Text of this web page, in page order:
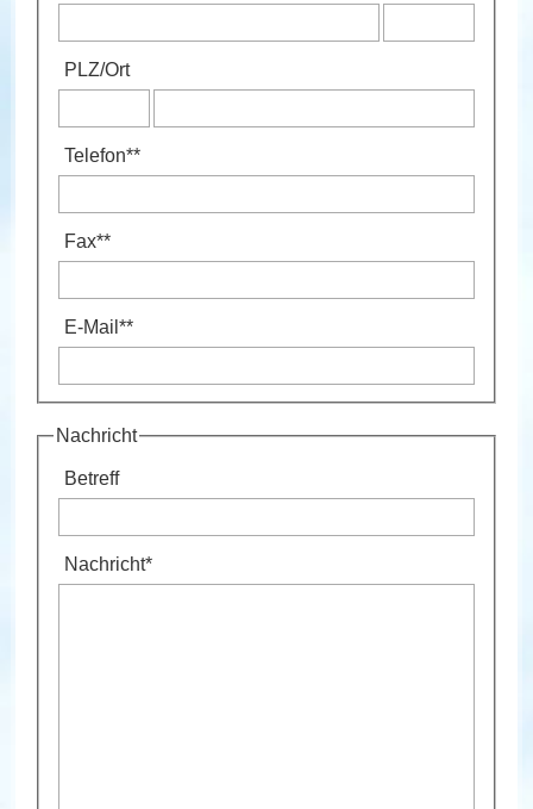
PLZ/Ort
Telefon**
Fax**
E-Mail **
Nachricht
Betreff
Nachricht*